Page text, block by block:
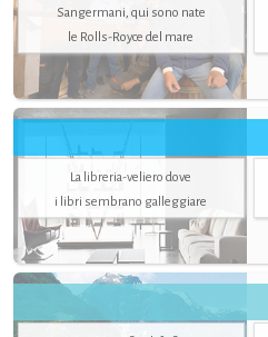
Sangermani, qui sono nate
le Rolls-Royce del mare
La libreria-veliero dove
i libri sembrano galleggiare